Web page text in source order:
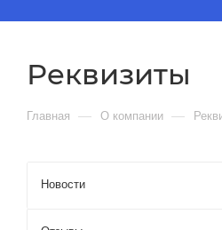
Реквизиты
Главная — О компании —
Новости